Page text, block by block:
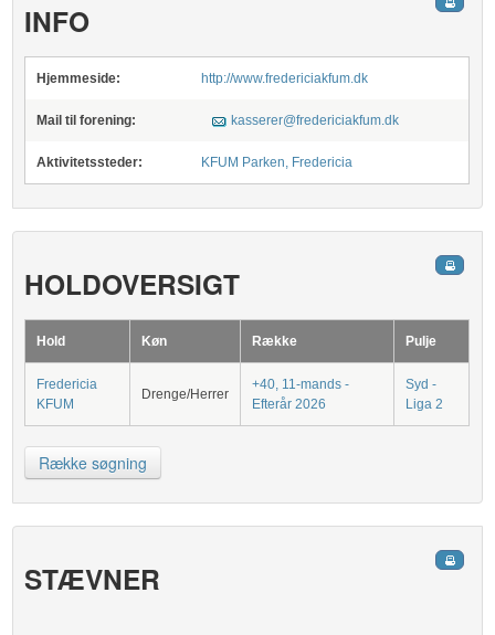
INFO
Hjemmeside: http://www.fredericiakfum.dk
Mail til forening: kasserer@fredericiakfum.dk
Aktivitetssteder: KFUM Parken, Fredericia
HOLDOVERSIGT
Hold Køn Række Pulje
Fredericia
KFUM
Drenge/Herrer
+40, 11-mands -
Efterår 2026
Syd -
Liga 2
Række søgning
STÆVNER